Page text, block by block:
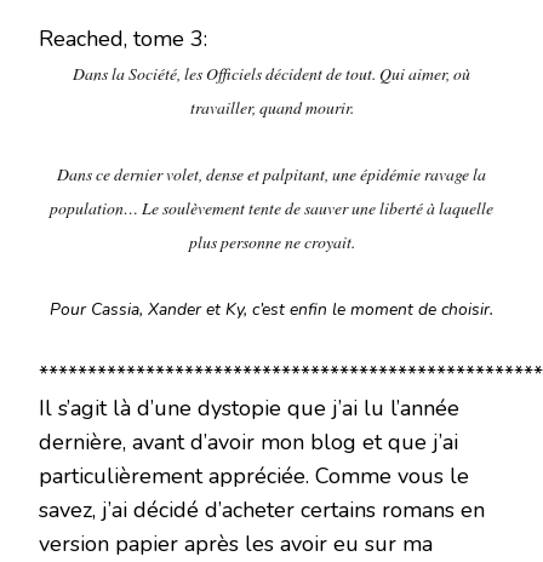
Reached, tome 3:
Dans la Société, les Officiels décident de tout. Qui aimer, où
travailler, quand mourir.
Dans ce dernier volet, dense et palpitant, une épidémie ravage la
population… Le soulèvement tente de sauver une liberté à laquelle
plus personne ne croyait.
Pour Cassia, Xander et Ky, c’est enfin le moment de choisir.
Il s’agit là d’une dystopie que j’ai lu l’année
dernière, avant d’avoir mon blog et que j’ai
particulièrement appréciée. Comme vous le
savez, j’ai décidé d’acheter certains romans en
version papier après les avoir eu sur ma